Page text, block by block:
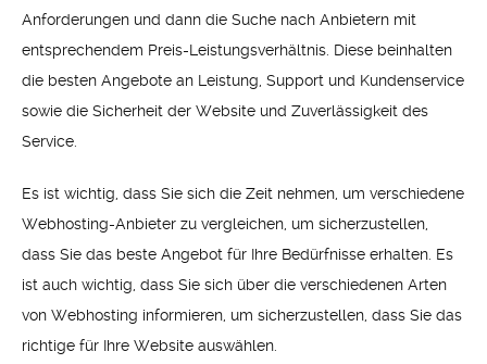
Anforderungen und dann die Suche nach Anbietern mit
entsprechendem Preis-Leistungsverhältnis. Diese beinhalten
die besten Angebote an Leistung, Support und Kundenservice
sowie die Sicherheit der Website und Zuverlässigkeit des
Service.
Es ist wichtig, dass Sie sich die Zeit nehmen, um verschiedene
Webhosting-Anbieter zu vergleichen, um sicherzustellen,
dass Sie das beste Angebot für Ihre Bedürfnisse erhalten. Es
ist auch wichtig, dass Sie sich über die verschiedenen Arten
von Webhosting informieren, um sicherzustellen, dass Sie das
richtige für Ihre Website auswählen.